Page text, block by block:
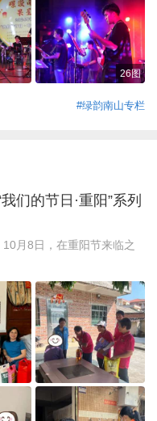
26图
#绿韵南山专栏
们的节日·重阳”系列
月8日，在重阳节来临之